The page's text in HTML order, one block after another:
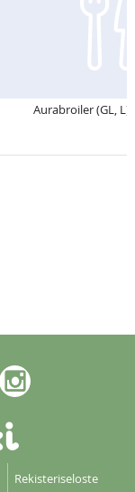
Aurabroiler (GL, L)
Rekisteriseloste